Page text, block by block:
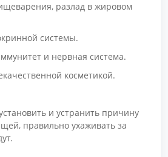
разлад в жировом
системы.
и нервная система.
косметикой.
и устранить причину
правильно ухаживать за